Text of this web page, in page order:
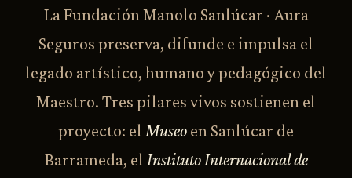
La Fundación Manolo Sanlúcar · Aura
Seguros preserva, difunde e impulsa el
legado artístico, humano y pedagógico del
Maestro. Tres pilares vivos sostienen el
proyecto: el Museo en Sanlúcar de
Barrameda, el Instituto Internacional de